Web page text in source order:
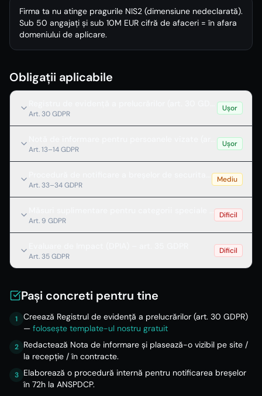
Firma ta nu atinge pragurile NIS2 (dimensiune nedeclarată).
Sub 50 angajați și sub 10M EUR cifră de afaceri = în afara
domeniului de aplicare.
Obligații aplicabile
Registru de evidență a prelucrărilor (art. 30 GDPR)
Art. 30 GDPR
Ușor
Notă de informare pentru persoanele vizate (art. 13 GDPR)
Art. 13–14 GDPR
Ușor
Procedură de notificare a breșelor de securitate (art. 33
Art. 33–34 GDPR
Mediu
Măsuri suplimentare pentru categorii speciale de date (art.
Art. 9 GDPR
Dificil
Art. 35 GDPR
Dificil
Pași concreti pentru tine
1
Creează Registrul de evidență a prelucrărilor (art. 30 GDPR)
— folosește template-ul nostru gratuit
2 Redactează Nota de informare și plasează-o vizibil pe site /
la recepție / în contracte.
3 Elaborează o procedură internă pentru notificarea breșelor
în 72h la ANSPDCP.